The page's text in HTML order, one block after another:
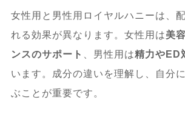
女性用と男性用ロイヤルハニーは、
れる効果が異なります。女性用は美
ンスのサポート
、男性用は精力やED
います。成分の違いを理解し、自分
ぶことが重要です。